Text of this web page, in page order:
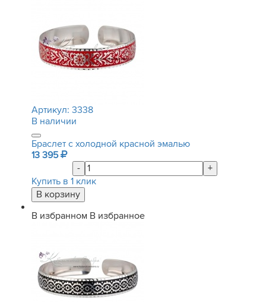
Артикул: 3338
В наличии
Браслет с холодной красной эмалью
13 395
-
+
Купить в 1 клик
В избранном В избранное